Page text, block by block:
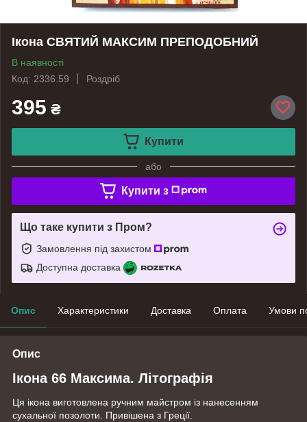
Ікона СВЯТИЙ МАКСИМ ПРЕПОДОБНИЙ
В наявності
Код: 2336.59
Роздріб
395 ₴
Купити
або
Купити з
Що таке купити з Пром?
Замовлення під захистом
Доступна доставка
Опис Характеристики Доставка Оплата Умови
Опис
Ікона 66 Максима. Літографія
Ця ікона виготовлена ручним майстром із нанесенням
сухальної позолоти. Привішена з Греції.